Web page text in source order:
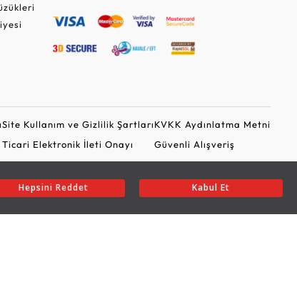
Hepsini Reddet Kabul Et
Site Kullanım ve Gizlilik Şartları
Ticari Elektronik İleti Onayı
KVKK Aydınlatma Metni
Güvenli Alışveriş